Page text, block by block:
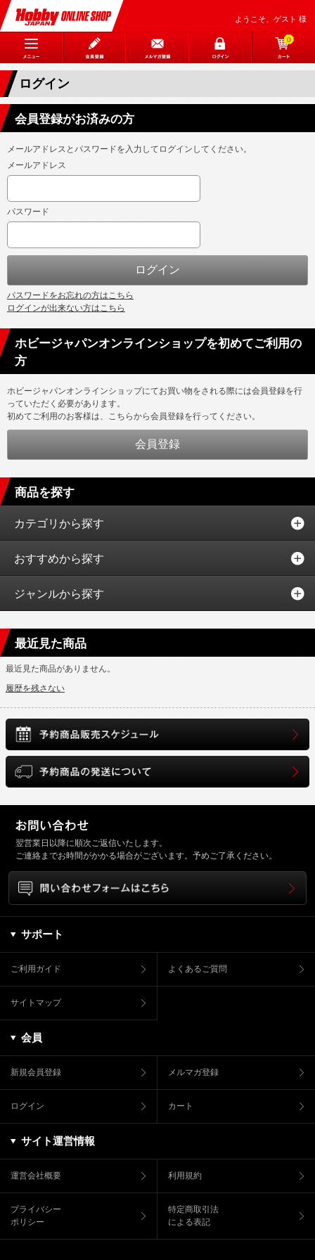
ようこそ、ゲスト 様
0
ログイン
会員登録がお済みの方
メールアドレスとパスワードを入力してログインしてください。
メールアドレス
パスワード
パスワードをお忘れの方はこちら
ログインが出来ない方はこちら
ホビージャパンオンラインショップを初めてご利用の
方
ホビージャパンオンラインショップにてお買い物をされる際には会員登録を行
っていただく必要があります。
初めてご利用のお客様は、こちらから会員登録を行ってください。
商品を探す
カテゴリから探す
おすすめから探す
ジャンルから探す
最近見た商品
最近見た商品がありません。
履歴を残さない
翌営業日以降に順次ご返信いたします。
ご連絡までお時間がかかる場合がございます。予めご了承ください。
サポート
ご利用ガイド よくあるご質問
サイトマップ
会員
新規会員登録 メルマガ登録
ログイン カート
サイト運営情報
運営会社概要 利用規約
プライバシー
ポリシー
特定商取引法
による表記